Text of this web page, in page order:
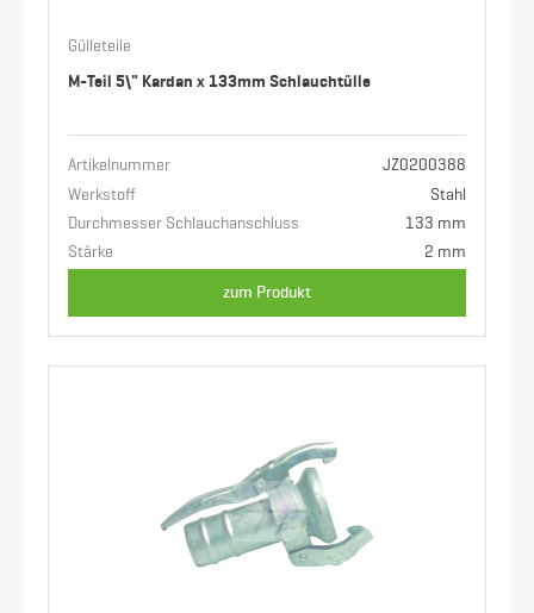
Gülleteile
M-Teil 5\" Kardan x 133mm Schlauchtülle
Artikelnummer
JZ0200388
Werkstoff
Stahl
Durchmesser Schlauchanschluss
133 mm
Stärke
2 mm
zum Produkt